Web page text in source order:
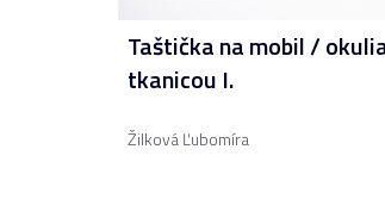
Taštička na mobil /
tkanicou I.
Žilková Ľubomíra